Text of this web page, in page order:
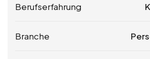
Berufserfahrung
Branche